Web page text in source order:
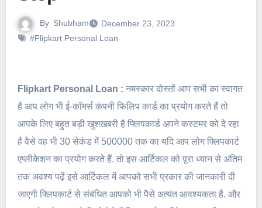
By Shubham
December 23, 2023
#Flipkart Personal Loan
Flipkart Personal Loan : नमस्कार दोस्तों आप सभी का स्वागत
है आप लोग भी ई-कॉमर्स कंपनी फिलिप कार्ड का प्रयोग करते हैं तो
आपके लिए बहुत बड़ी खुशखबरी है फ्लिपकार्ड अपने कस्टमर को दे रहा
है वैसे वह भी 30 सेकंड में 500000 तक का यदि आप लोग फ्लिपकार्ट
एप्लीकेशन का प्रयोग करते हैं. तो इस आर्टिकल को पूरा ध्यान से अंतिम
तक अवश्य पढ़ें इसे आर्टिकल में आपको सभी प्रकार की जानकारी दी
जाएगी फ्लिपकार्ट से संबंधित आपको भी पैसे अत्यंत आवश्यकता है. और